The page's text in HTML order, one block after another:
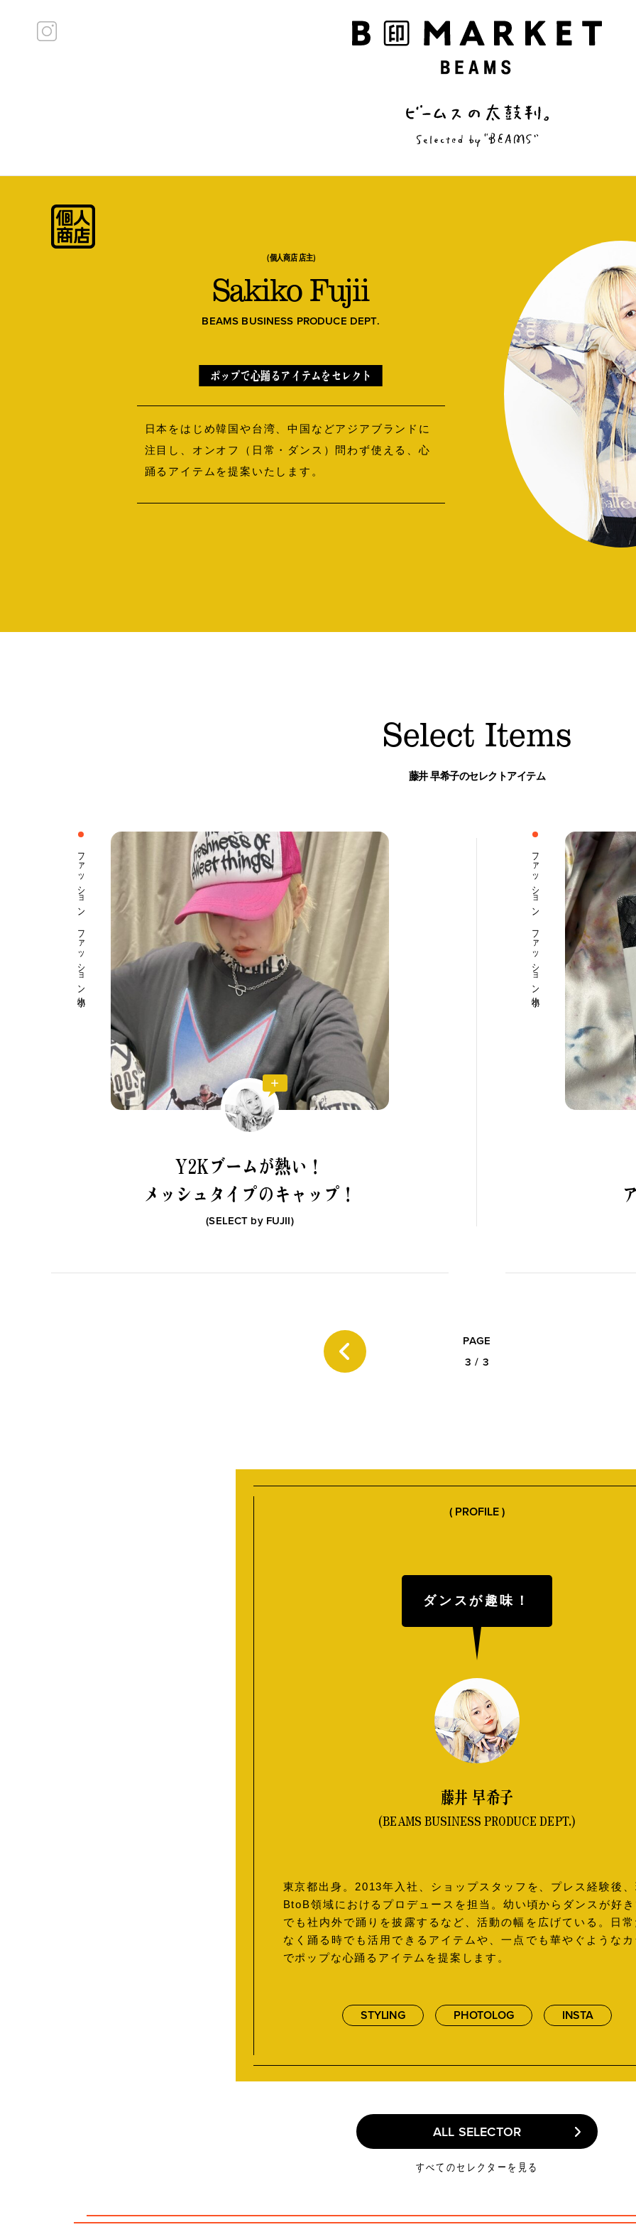
（個人商店 店主）
Sakiko Fujii
BEAMS BUSINESS PRODUCE DEPT.
ポップで心踊るアイテムをセレクト
日本をはじめ韓国や台湾、中国などアジアブランドに
注目し、オンオフ（日常・ダンス）問わず使える、心
踊るアイテムを提案いたします。
Select Items
藤井 早希子のセレクトアイテム
Y2Kブームが熱い！
メッシュタイプのキャップ！
(SELECT by FUJII)
ファッション ファッション小物 ファッション ファッション小物
PAGE
3 / 3
( PROFILE )
ダンスが趣味！
藤井 早希子
(BEAMS BUSINESS PRODUCE DEPT.)
東京都出身。2013年入社、ショップスタッフを、プレス経験後
BtoB領域におけるプロデュースを担当。幼い頃からダンスが好
でも社内外で踊りを披露するなど、活動の幅を広げている。日
なく踊る時でも活用できるアイテムや、一点でも華やぐような
でポップな心踊るアイテムを提案します。
STYLING PHOTOLOG INSTA
ALL SELECTOR
ALL SELECTOR
すべてのセレクターを見る
私の偏愛話、聞いていってくれませんか？
B印マーケットの食専門市場！
PICK UP
森田麻衣子が愛用する今夏アイテ
ム8選。
〈Salomon〉の『XT-6』が、いま
履くべき一足である理由。
音楽・本